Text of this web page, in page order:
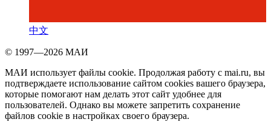
中文
© 1997—2026 МАИ
МАИ использует файлы cookie. Продолжая работу с mai.ru, вы
подтверждаете использование сайтом cookies вашего браузера,
которые помогают нам делать этот сайт удобнее для
пользователей. Однако вы можете запретить сохранение
файлов cookie в настройках своего браузера.